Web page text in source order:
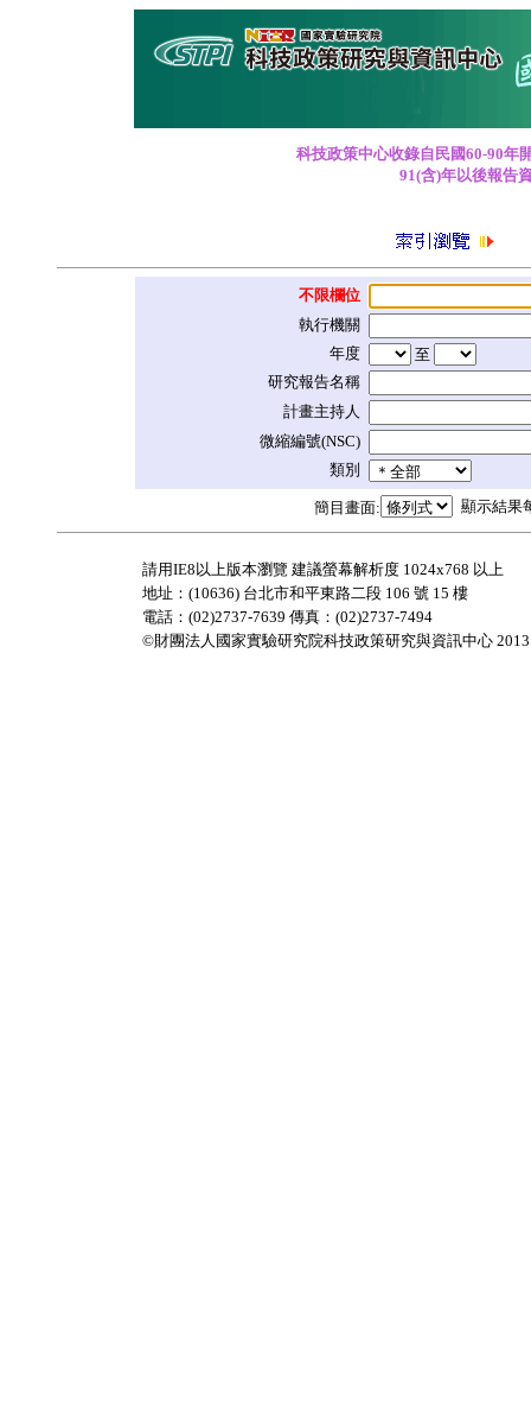
科技政策中心收錄自民國60-90年
91(含)年以後報告
不限欄位
執行機關
年度
至
研究報告名稱
計畫主持人
微縮編號(NSC)
類別
簡目畫面: 顯示結果
請用IE8以上版本瀏覽 建議螢幕解析度 1024x768 以上
地址：(10636) 台北市和平東路二段 106 號 15 樓
電話：(02)2737-7639 傳真：(02)2737-7494
©財團法人國家實驗研究院科技政策研究與資訊中心 2013